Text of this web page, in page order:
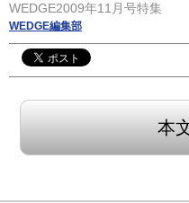
WEDGE2009年11月号特集
WEDGE編集部
本